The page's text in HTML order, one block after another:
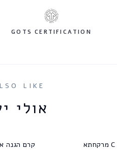
GOTS CERTIFICATION
LIKE
אולי
קרם הגנה